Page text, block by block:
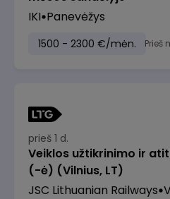
IKI Panevėžys
1500 - 2300 €/mėn. Prieš
prieš 1 d.
Veiklos užtikrinimo ir
(-ė) (Vilnius, LT)
JSC Lithuanian Railways